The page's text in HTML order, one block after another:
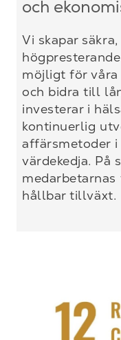
och
Vi skapar
möjligt för våra
och bidra till
investerar i
kontinuerlig
affärsmetoder i
värdekedja. På
hållbar tillväxt.